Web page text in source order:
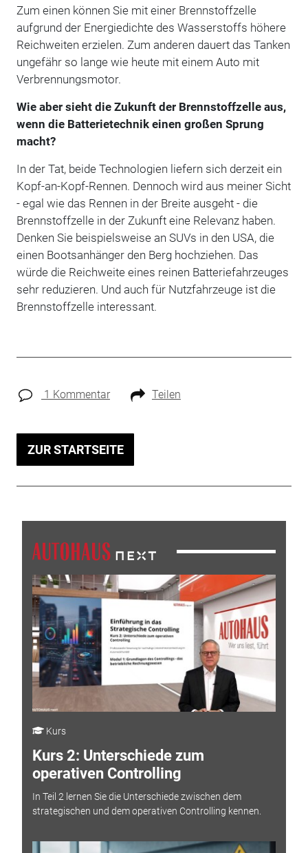
Zum einen können Sie mit einer Brennstoffzelle
aufgrund der Energiedichte des Wasserstoffs höhere
Reichweiten erzielen. Zum anderen dauert das Tanken
ungefähr so lange wie heute mit einem Auto mit
Verbrennungsmotor.
Wie aber sieht die Zukunft der Brennstoffzelle aus,
wenn die Batterietechnik einen großen Sprung
macht?
In der Tat, beide Technologien liefern sich derzeit ein
Kopf-an-Kopf-Rennen. Dennoch wird aus meiner Sicht
- egal wie das Rennen in der Breite ausgeht - die
Brennstoffzelle in der Zukunft eine Relevanz haben.
Denken Sie beispielsweise an SUVs in den USA, die
einen Bootsanhänger den Berg hochziehen. Das
würde die Reichweite eines reinen Batteriefahrzeuges
sehr reduzieren. Und auch für Nutzfahrzeuge ist die
Brennstoffzelle interessant.
1 Kommentar Teilen
ZUR STARTSEITE
Kurs
Kurs 2: Unterschiede zum
operativen Controlling
In Teil 2 lernen Sie die Unterschiede zwischen dem
strategischen und dem operativen Controlling kennen.